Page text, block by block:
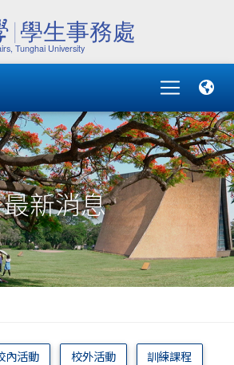
最新消息
內活動 校外活動 訓練課程